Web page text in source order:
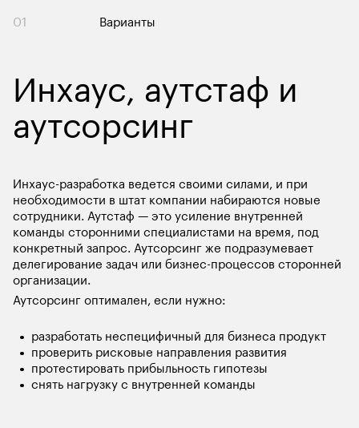
01 Варианты
Инхаус, аутстаф и
аутсорсинг
Инхаус-разработка ведется своими силами, и при
необходимости в штат компании набираются новые
сотрудники. Аутстаф — это усиление внутренней
команды сторонними специалистами на время, под
конкретный запрос. Аутсорсинг же подразумевает
делегирование задач или бизнес-процессов сторонней
организации.
Аутсорсинг оптимален, если нужно:
разработать неспецифичный для бизнеса продукт
проверить рисковые направления развития
протестировать прибыльность гипотезы
снять нагрузку с внутренней команды